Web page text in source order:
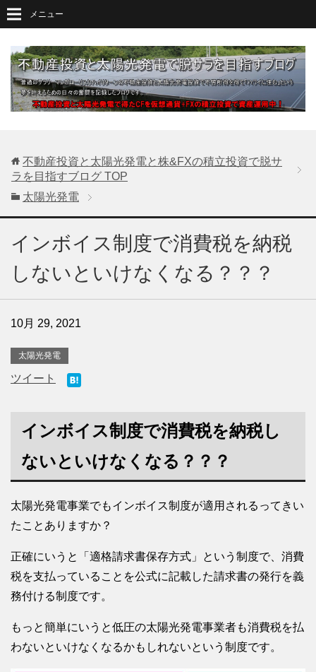
メニュー
不動産投資と太陽光発電と株&FXの積立投資で脱サ
ラを目指すブログ TOP
太陽光発電
インボイス制度で消費税を納税
しないといけなくなる？？？
10月 29, 2021
太陽光発電
ツイート
インボイス制度で消費税を納税し
ないといけなくなる？？？
太陽光発電事業でもインボイス制度が適用されるってきい
たことありますか？
正確にいうと「適格請求書保存方式」という制度で、消費
税を支払っていることを公式に記載した請求書の発行を義
務付ける制度です。
もっと簡単にいうと低圧の太陽光発電事業者も消費税を払
わないといけなくなるかもしれないという制度です。